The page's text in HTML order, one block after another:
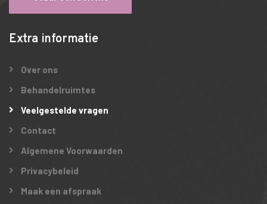
Extra informatie
Over ons
Behandelruimtes
Veelgestelde vragen
Contact
Algemene Voorwaarden
Privacybeleid
Maak een afspraak